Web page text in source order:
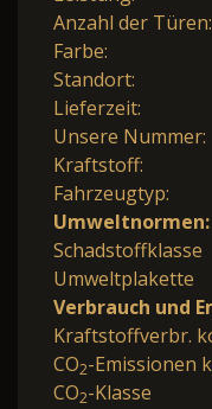
Anzahl der Türen:
Farbe:
Standort:
Lieferzeit:
Unsere Nummer:
Kraftstoff:
Fahrzeugtyp:
Umweltnormen:
Schadstoffklasse
Umweltplakette
Verbrauch und
Kraftstoffverbr.
CO2-Emissionen
CO2-Klasse